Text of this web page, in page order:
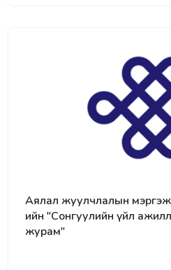
Аялал жуулчлалын
ийн "Сонгуулийн үйл
журам"